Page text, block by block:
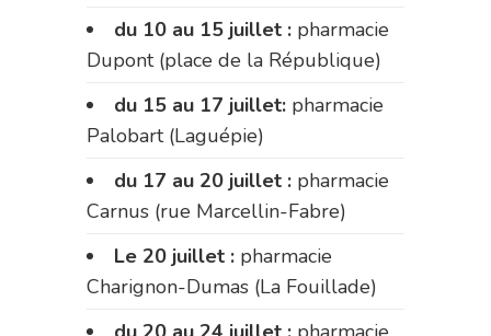
du 10 au 15 juillet : pharmacie
Dupont (place de la République)
du 15 au 17 juillet: pharmacie
Palobart (Laguépie)
du 17 au 20 juillet : pharmacie
Carnus (rue Marcellin-Fabre)
Le 20 juillet : pharmacie
Charignon-Dumas (La Fouillade)